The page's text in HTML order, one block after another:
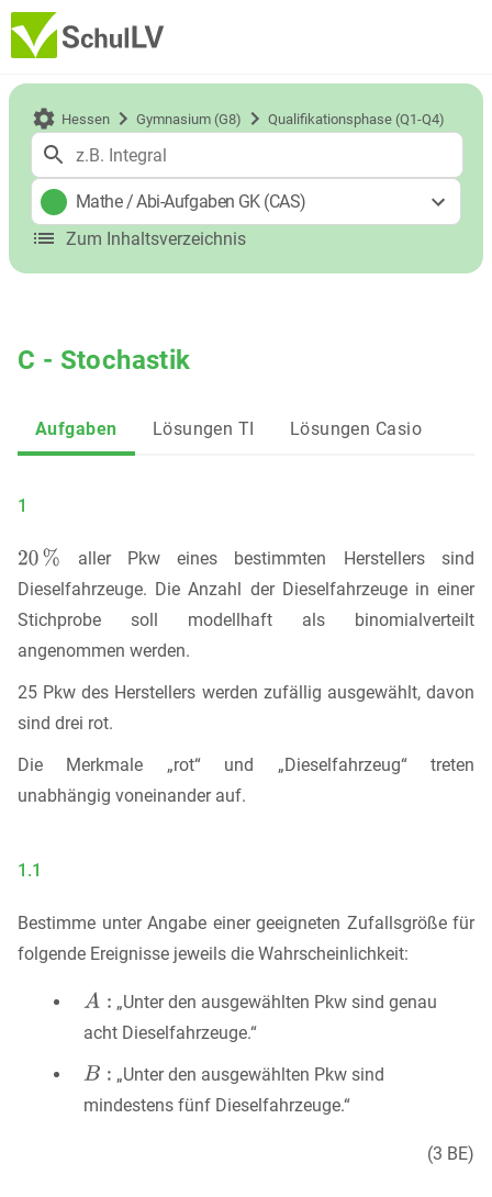
Hessen Gymnasium (G8) Qualifikationsphase (Q1-Q4)
Mathe/Abi-Aufgaben GK (CAS)
Zum Inhaltsverzeichnis
C - Stochastik
Aufgaben Lösungen TI Lösungen Casio
1
aller Pkw eines bestimmten Herstellers sind
Dieselfahrzeuge. Die Anzahl der Dieselfahrzeuge in einer
Stichprobe soll modellhaft als binomialverteilt
angenommen werden.
25 Pkw des Herstellers werden zufällig ausgewählt, davon
sind drei rot.
Die Merkmale „rot“ und „Dieselfahrzeug“ treten
unabhängig voneinander auf.
1.1
Bestimme unter Angabe einer geeigneten Zufallsgröße für
folgende Ereignisse jeweils die Wahrscheinlichkeit:
„Unter den ausgewählten Pkw sind genau
acht Dieselfahrzeuge.“
„Unter den ausgewählten Pkw sind
mindestens fünf Dieselfahrzeuge.“
(3 BE)